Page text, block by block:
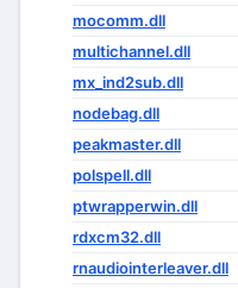
mocomm.dll
multichannel.dll
mx_ind2sub.dll
nodebag.dll
peakmaster.dll
polspell.dll
ptwrapperwin.dll
rdxcm32.dll
rnaudiointerleaver.dll